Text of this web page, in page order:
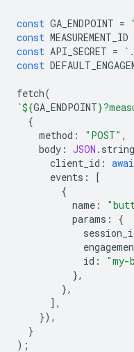
const GA_ENDPOINT =
const MEASUREMENT_ID
const API_SECRET =
const
fetch(
`${GA_ENDPOINT}
{
method : "POST" ,
body : JSON .
client_id :
events :
[
{
name :
params :
{
id : "my-
},
},
],
}),
}
);